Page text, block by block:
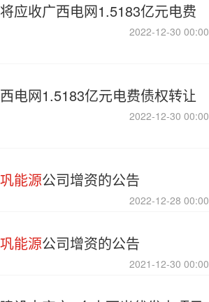
应收广西电网1.5183亿元电费
2022-12-30 00:00
电网1.5183亿元电费债权转让
2022-12-30 00:00
能源公司增资的公告
2022-12-28 00:00
能源公司增资的公告
2021-12-30 00:00